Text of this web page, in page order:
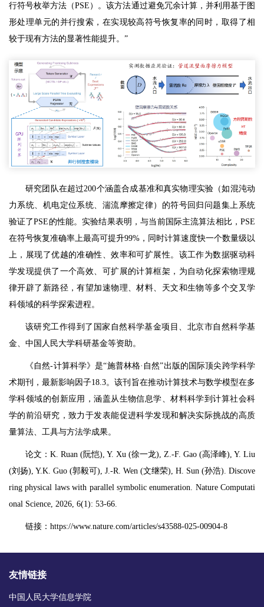
行符号枚举方法（PSE）。该方法通过避免冗余计算，并利用基于图
形处理单元的并行搜索，在实现较高符号恢复率的同时，取得了相
较于现有方法的显著性能提升。”
研究团队在超过200个涵盖合成基准和真实物理实验（如混沌动
力系统、机电定位系统、湍流摩擦定律）的符号回归问题集上系统
验证了PSE的性能。实验结果表明，与当前国际主流算法相比，PSE
在符号恢复准确率上最高可提升99%，同时计算速度快一个数量级以
上，展现了优越的准确性、效率和可扩展性。该工作为数据驱动科
学发现提供了一个高效、可扩展的计算框架，为自动化探索物理规
律开辟了新路径，有望加速物理、材料、天文和生物等多个交叉学
科领域的科学探索进程。
该研究工作得到了国家自然科学基金项目、北京市自然科学基
金、中国人民大学科研基金等资助。
《自然-计算科学》是“施普林格·自然”出版的国际顶尖跨学科学
术期刊，最新影响因子18.3。该刊旨在推动计算技术与数学模型在多
学科领域的创新应用，涵盖从生物信息学、材料科学到计算社会科
学的前沿研究，致力于发表能促进科学发现和解决实际挑战的高质
量算法、工具与方法学成果。
论文：K. Ruan (阮恺), Y. Xu (徐一龙), Z.-F. Gao (高泽峰), Y. Liu
(刘扬), Y.K. Guo (郭毅可), J.-R. Wen (文继荣), H. Sun (孙浩). Discove
ring physical laws with parallel symbolic enumeration. Nature Computati
onal Science, 2026, 6(1): 53-66.
链接：https://www.nature.com/articles/s43588-025-00904-8
友情链接
中国人民大学信息学院